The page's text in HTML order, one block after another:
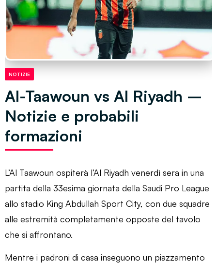
NOTIZIE
Al-Taawoun vs Al Riyadh –
Notizie e probabili
formazioni
L’Al Taawoun ospiterà l’Al Riyadh venerdì sera in una
partita della 33esima giornata della Saudi Pro League
allo stadio King Abdullah Sport City, con due squadre
alle estremità completamente opposte del tavolo
che si affrontano.
Mentre i padroni di casa inseguono un piazzamento